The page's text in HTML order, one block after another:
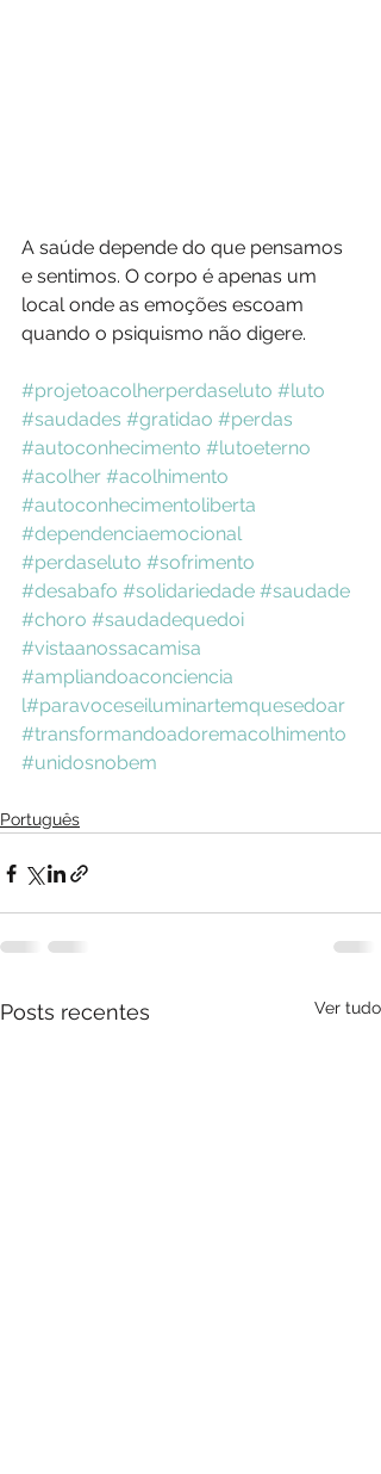
A saúde depende do que pensamos
e sentimos. O corpo é apenas um
local onde as emoções escoam
quando o psiquismo não digere.
#projetoacolherperdaseluto #luto
#saudades #gratidao #perdas
#autoconhecimento #lutoeterno
#acolher #acolhimento
#autoconhecimentoliberta
#dependenciaemocional
#perdaseluto #sofrimento
#desabafo #solidariedade #saudade
#choro #saudadequedoi
#vistaanossacamisa
#ampliandoaconciencia
l#paravoceseiluminartemquesedoar
#transformandoadoremacolhimento
#unidosnobem
Português
Posts recentes Ver tudo